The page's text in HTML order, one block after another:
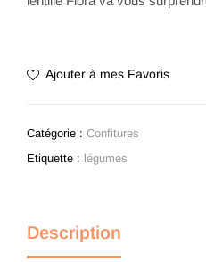
Ajouter à mes Favoris
Catégorie : Confitures
Etiquette : légumes
Description